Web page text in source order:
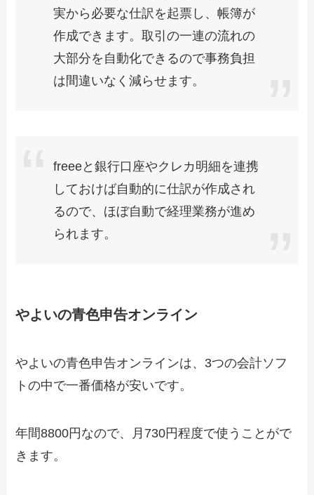
実から必要な仕訳を起票し、帳簿が
作成できます。取引の一連の流れの
大部分を自動化できるので事務負担
は間違いなく減らせます。
freeeと銀行口座やクレカ明細を連携
しておけば自動的に仕訳が作成され
るので、ほぼ自動で経理業務が進め
られます。
やよいの青色申告オンライン
やよいの青色申告オンラインは、3つの会計ソフ
トの中で一番価格が安いです。
年間8800円なので、月730円程度で使うことがで
きます。